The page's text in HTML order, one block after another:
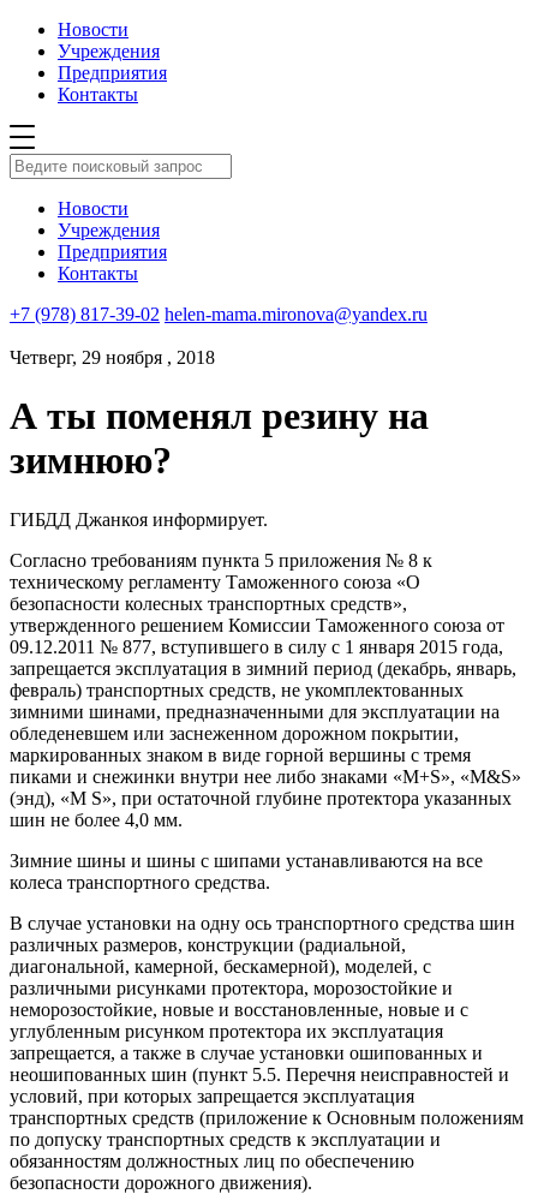
Новости
Учреждения
Предприятия
Контакты
Новости
Учреждения
Предприятия
Контакты
+7 (978) 817-39-02 helen-mama.mironova@yandex.ru
Четверг, 29 ноября , 2018
А ты поменял резину на
зимнюю?
ГИБДД Джанкоя информирует.
Согласно требованиям пункта 5 приложения № 8 к
техническому регламенту Таможенного союза «О
безопасности колесных транспортных средств»,
утвержденного решением Комиссии Таможенного союза от
09.12.2011 № 877, вступившего в силу с 1 января 2015 года,
запрещается эксплуатация в зимний период (декабрь, январь,
февраль) транспортных средств, не укомплектованных
зимними шинами, предназначенными для эксплуатации на
обледеневшем или заснеженном дорожном покрытии,
маркированных знаком в виде горной вершины с тремя
пиками и снежинки внутри нее либо знаками «М+S», «M&S»
(энд), «M S», при остаточной глубине протектора указанных
шин не более 4,0 мм.
Зимние шины и шины с шипами устанавливаются на все
колеса транспортного средства.
В случае установки на одну ось транспортного средства шин
различных размеров, конструкции (радиальной,
диагональной, камерной, бескамерной), моделей, с
различными рисунками протектора, морозостойкие и
неморозостойкие, новые и восстановленные, новые и с
углубленным рисунком протектора их эксплуатация
запрещается, а также в случае установки ошипованных и
неошипованных шин (пункт 5.5. Перечня неисправностей и
условий, при которых запрещается эксплуатация
транспортных средств (приложение к Основным положениям
по допуску транспортных средств к эксплуатации и
обязанностям должностных лиц по обеспечению
безопасности дорожного движения).